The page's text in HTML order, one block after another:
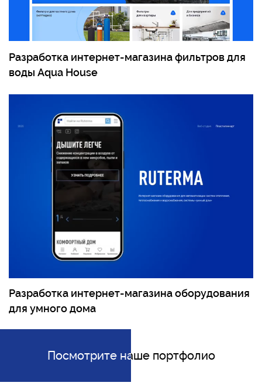
Разработка интернет-магазина фильтров для
воды Aqua House
Разработка интернет-магазина оборудования
для умного дома
Посмотрите наше портфолио
Посмотрите наше портфолио